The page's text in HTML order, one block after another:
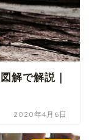
解で解説｜
2020年4月6日